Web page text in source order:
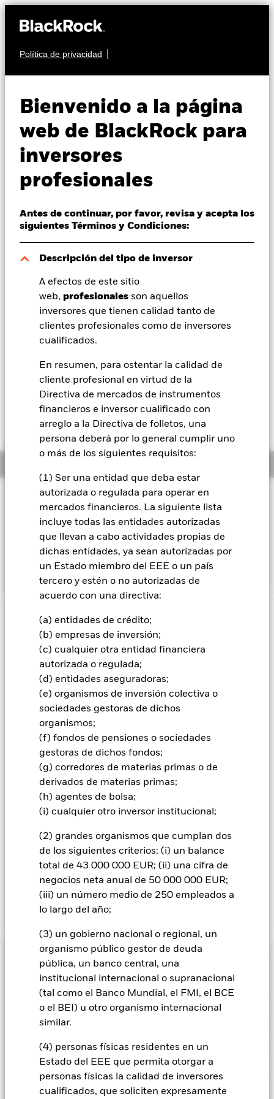
Política de privacidad
Bienvenido a la página
web de BlackRock para
inversores
profesionales
Antes de continuar, por favor, revisa y acepta los
siguientes Términos y Condiciones:
Descripción del tipo de inversor
A efectos de este sitio
web, profesionales son aquellos
inversores que tienen calidad tanto de
clientes profesionales como de inversores
cualificados.
En resumen, para ostentar la calidad de
cliente profesional en virtud de la
Directiva de mercados de instrumentos
financieros e inversor cualificado con
arreglo a la Directiva de folletos, una
persona deberá por lo general cumplir uno
o más de los siguientes requisitos:
(1) Ser una entidad que deba estar
autorizada o regulada para operar en
mercados financieros. La siguiente lista
incluye todas las entidades autorizadas
que llevan a cabo actividades propias de
dichas entidades, ya sean autorizadas por
un Estado miembro del EEE o un país
tercero y estén o no autorizadas de
acuerdo con una directiva:
(a) entidades de crédito;
(b) empresas de inversión;
(c) cualquier otra entidad financiera
autorizada o regulada;
(d) entidades aseguradoras;
(e) organismos de inversión colectiva o
sociedades gestoras de dichos
organismos;
(f) fondos de pensiones o sociedades
gestoras de dichos fondos;
(g) corredores de materias primas o de
derivados de materias primas;
(h) agentes de bolsa;
(i) cualquier otro inversor institucional;
(2) grandes organismos que cumplan dos
de los siguientes criterios: (i) un balance
total de 43 000 000 EUR; (ii) una cifra de
negocios neta anual de 50 000 000 EUR;
(iii) un número medio de 250 empleados a
lo largo del año;
(3) un gobierno nacional o regional, un
organismo público gestor de deuda
pública, un banco central, una
institucional internacional o supranacional
(tal como el Banco Mundial, el FMI, el BCE
o el BEI) u otro organismo internacional
similar.
(4) personas físicas residentes en un
Estado del EEE que permita otorgar a
personas físicas la calidad de inversores
cualificados, que soliciten expresamente
Perspectivas
Visión de mercado
Educación
Profesionales
España
Change location
BlackRock
iShares
Nuestra compañía
Property Yield
UCITS ETF
USD 5,51
Variación del valor liquidativo a 07 ago 2026
USD 0,02 (0,35%)
Rentabilidad total medida con valor liquidativo a 06 ago 2026
-1,79%
El 1 de diciembre de 2025, una o más líneas de
negociación del fondo dejarán de cotizar o se
desea obtener más información.
Filosofía de inversión
El fondo pretende replicar la rentabilidad de un índice
compuesto por compañías inmobiliarias cotizadas y
fideicomisos de inversiones inmobiliarias (REITS) de países
asiáticos desarrollados, que además cumplen con los
criterios de generación de dividendos.
INFORMACIÓN IMPORTANTE: Capital en Riesgo.
de las inversiones y los ingresos derivados de ellas pueden
subir o bajar, y no están garantizados. Es posible que los
inversores no recuperen la cantidad invertida originalmente.
Todas las clases de acciones con cobertura de divisas de este
fondo utilizan derivados para cubrir el riesgo de divisas. El
uso de derivados para una clase de acciones podría conllevar
un posible riesgo de contagio (también denominado «spill-
over») a otras clases de acciones del fondo. La sociedad
gestora del fondo se asegurará de que se dispone de los
procedimientos adecuados para minimizar el riesgo de
contagio a otras clases de acciones. En el menú desplegable
que figura justo debajo del nombre del fondo, podrá ver un
listado de todas las clases de acciones del fondo: las clases de
palabra «Hedged» en su nombre. Además, el listado
completo de todas las clases de acciones con cobertura de
divisas está disponible mediante solicitud a la sociedad
gestora del fondo.
iShares Asia Property Yield UCITS ETF
Rentabilidad
Gráfico de rendimiento
Ver gráfico completo
Rentabilidad
El riesgo de inversión se concentra en ciertos sectores, países,
divisas o empresas. Ello significa que el Fondo es más
sensible a cualquier hecho localizado, ya sea económico, de
mercado, político, relacionado con la sostenibilidad o
relacionados con la renta variable se puede ver afectado por
los movimientos diarios del mercado bursátil. Entre otros
factores que influyen están los acontecimientos políticos, las
noticias económicas, beneficios empresariales y los hechos
societarios de importancia.
Las inversiones en valores del
sector inmobiliario pueden verse afectadas por el
Datos clave
Fecha de lanzamiento de la
12 dic 2018
Share Class Currency
Características del Fondo
Número de posiciones
Ticker del índice de referencia TENADNU
Localizaciones registrados
Posiciones